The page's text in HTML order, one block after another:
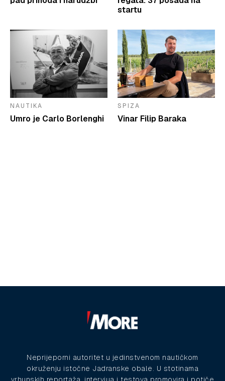
startu
NAUTIKA
Umro je Carlo Borlenghi
SPIZA
Vinar Filip Baraka
Neprijeporni autoritet u jedinstvenom nautičkom
okruženju istočne Jadranske obale. U stotinama